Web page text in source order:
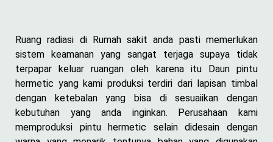
Ruang radiasi di Rumah sakit anda pasti memerlukan
sistem keamanan yang sangat terjaga supaya tidak
terpapar keluar ruangan oleh karena itu Daun pintu
hermetic yang kami produksi terdiri dari lapisan timbal
dengan ketebalan yang bisa di sesuaiikan dengan
kebutuhan yang anda inginkan. Perusahaan kami
memproduksi pintu hermetic selain didesain dengan